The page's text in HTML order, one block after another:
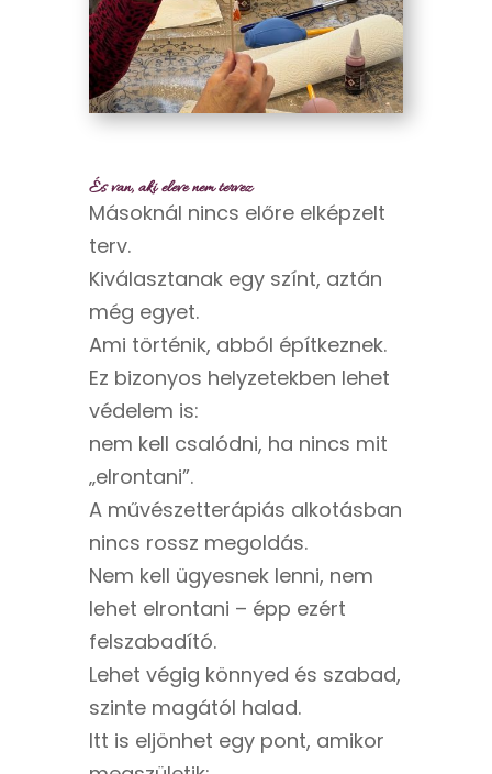
És van, aki eleve nem tervez
Másoknál nincs előre elképzelt
terv.
Kiválasztanak egy színt, aztán
még egyet.
Ami történik, abból építkeznek.
Ez bizonyos helyzetekben lehet
védelem is:
nem kell csalódni, ha nincs mit
„elrontani”.
A művészetterápiás alkotásban
nincs rossz megoldás.
Nem kell ügyesnek lenni, nem
lehet elrontani – épp ezért
felszabadító.
Lehet végig könnyed és szabad,
szinte magától halad.
Itt is eljönhet egy pont, amikor